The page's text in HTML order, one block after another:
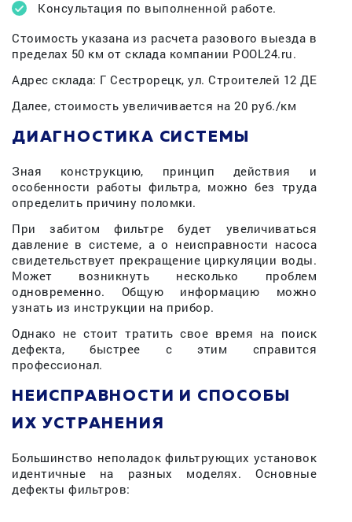
Консультация по выполненной работе.
Стоимость указана из расчета разового выезда в
пределах 50 км от склада компании POOL24.ru.
Адрес склада: Г Сестрорецк, ул. Строителей 12 ДЕ
Далее, стоимость увеличивается на 20 руб./км
ДИАГНОСТИКА СИСТЕМЫ
Зная конструкцию, принцип действия и
особенности работы фильтра, можно без труда
определить причину поломки.
При забитом фильтре будет увеличиваться
давление в системе, а о неисправности насоса
свидетельствует прекращение циркуляции воды.
Может возникнуть несколько проблем
одновременно. Общую информацию можно
узнать из инструкции на прибор.
Однако не стоит тратить свое время на поиск
дефекта, быстрее с этим справится
профессионал.
НЕИСПРАВНОСТИ И СПОСОБЫ
ИХ УСТРАНЕНИЯ
Большинство неполадок фильтрующих установок
идентичные на разных моделях. Основные
дефекты фильтров: